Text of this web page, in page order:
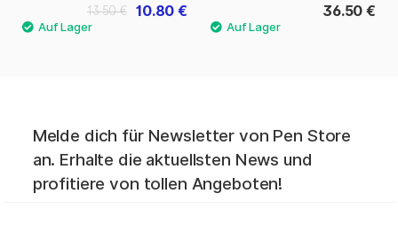
10.80 €
13.50 € 36.50 €
Melde dich für Newsletter von Pen Store
an. Erhalte die aktuellsten News und
profitiere von tollen Angeboten!